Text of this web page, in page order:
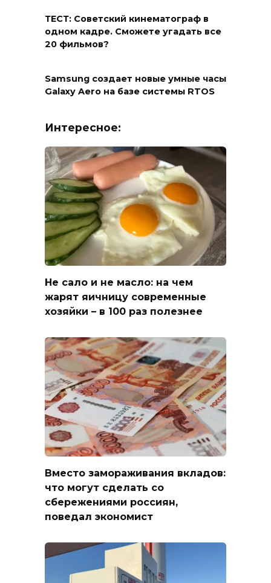
ТЕСТ: Советский кинематограф в
одном кадре. Сможете угадать все
20 фильмов?
Samsung создает новые умные часы
Galaxy Aero на базе системы RTOS
Интересное:
Не сало и не масло: на чем
жарят яичницу современные
хозяйки – в 100 раз полезнее
Вместо замораживания вкладов:
что могут сделать со
сбережениями россиян,
поведал экономист